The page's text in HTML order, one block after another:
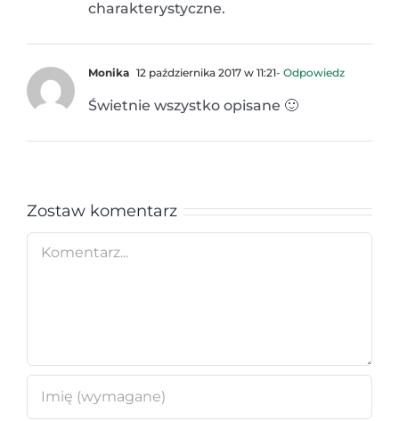
charakterystyczne.
Monika 12 października 2017 w 11:21- Odpowiedz
Świetnie wszystko opisane 🙂
Zostaw komentarz